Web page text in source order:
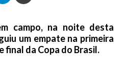
campo, na noite desta
um empate na primeira
final da Copa do Brasil.